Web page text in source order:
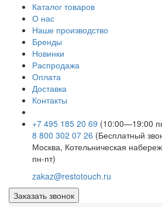
Каталог товаров
О нас
Наше производство
Бренды
Новинки
Распродажа
Оплата
Доставка
Контакты
+7 495 185 20 69 (10:00—19:00
8 800 302 07 26 (Бесплатный
Москва, Котельническая
пн-пт)
zakaz@restotouch.ru
Заказать звонок